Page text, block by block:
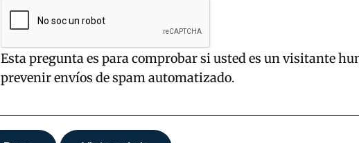
Esta pregunta es para comprobar si usted es un visitante
prevenir envíos de spam automatizado.